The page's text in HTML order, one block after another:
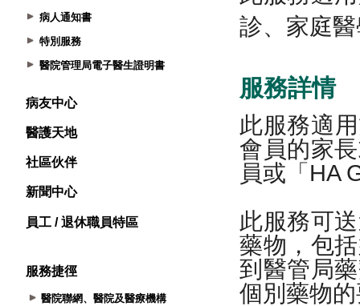
病人通知書
特別服務
醫院管理局電子醫生證明書
病友中心
醫護天地
社區伙伴
新聞中心
員工 / 退休職員特區
服務捷徑
醫院聯網、醫院及醫療機構